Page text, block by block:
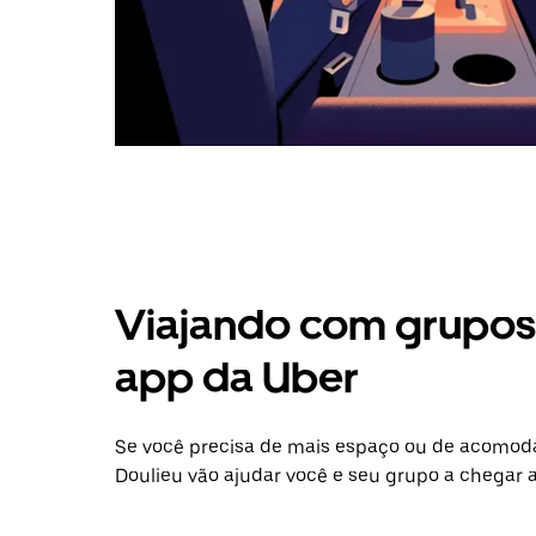
Viajando com
app da Uber
Se você precisa de mais espaço ou de
Doulieu vão ajudar você e seu grupo a chegar